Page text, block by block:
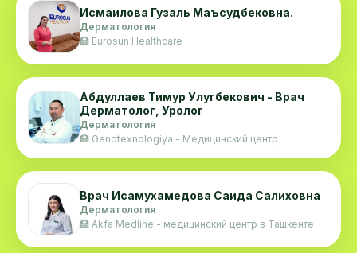
Исмаилова Гузаль Маъсудбековна.
Дерматология
🏥 Eurosun Healthcare
Абдуллаев Тимур Улугбекович - Врач
Дерматолог, Уролог
Дерматология
🏥 Genotexnologiya - Медицинский центр
Врач Исамухамедова Саида Салиховна
Дерматология
🏥 Akfa Medline - медицинский центр в Ташкенте